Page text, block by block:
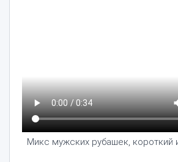
Микс мужских рубашек, короткий